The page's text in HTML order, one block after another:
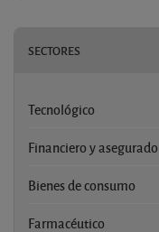
SECTORES
Tecnológico
Financiero y
Bienes de consumo
Farmacéutico